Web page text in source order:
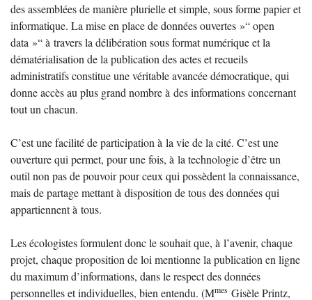
des assemblées de manière plurielle et simple, sous forme papier et
informatique. La mise en place de données ouvertes »“ open
data »“ à travers la délibération sous format numérique et la
dématérialisation de la publication des actes et recueils
administratifs constitue une véritable avancée démocratique, qui
donne accès au plus grand nombre à des informations concernant
tout un chacun.
C’est une facilité de participation à la vie de la cité. C’est une
ouverture qui permet, pour une fois, à la technologie d’être un
outil non pas de pouvoir pour ceux qui possèdent la connaissance,
mais de partage mettant à disposition de tous des données qui
appartiennent à tous.
Les écologistes formulent donc le souhait que, à l’avenir, chaque
projet, chaque proposition de loi mentionne la publication en ligne
du maximum d’informations, dans le respect des données
personnelles et individuelles, bien entendu. (Mmes Gisèle Printz,